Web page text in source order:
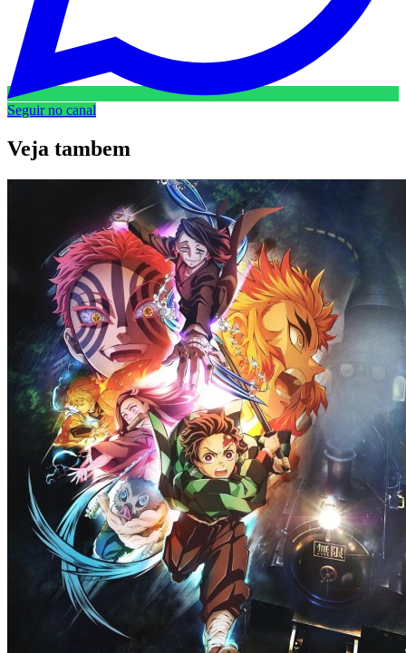
Seguir no canal
Veja tambem